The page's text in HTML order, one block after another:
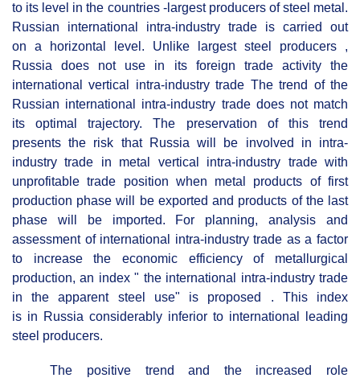
to its level in the countries -largest producers of steel metal.
Russian international intra-industry trade is carried out
on a horizontal level. Unlike largest steel producers ,
Russia does not use in its foreign trade activity the
international vertical intra-industry trade The trend of the
Russian international intra-industry trade does not match
its optimal trajectory. The preservation of this trend
presents the risk that Russia will be involved in intra-
industry trade in metal vertical intra-industry trade with
unprofitable trade position when metal products of first
production phase will be exported and products of the last
phase will be imported. For planning, analysis and
assessment of international intra-industry trade as a factor
to increase the economic efficiency of metallurgical
production, an index " the international intra-industry trade
in the apparent steel use" is proposed . This index
is in Russia considerably inferior to international leading
steel producers.
The positive trend and the increased role